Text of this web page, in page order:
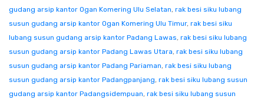
gudang arsip kantor Ogan Komering Ulu Selatan, rak besi siku lubang
susun gudang arsip kantor Ogan Komering Ulu Timur, rak besi siku
lubang susun gudang arsip kantor Padang Lawas, rak besi siku lubang
susun gudang arsip kantor Padang Lawas Utara, rak besi siku lubang
susun gudang arsip kantor Padang Pariaman, rak besi siku lubang
susun gudang arsip kantor Padangpanjang, rak besi siku lubang susun
gudang arsip kantor Padangsidempuan, rak besi siku lubang susun